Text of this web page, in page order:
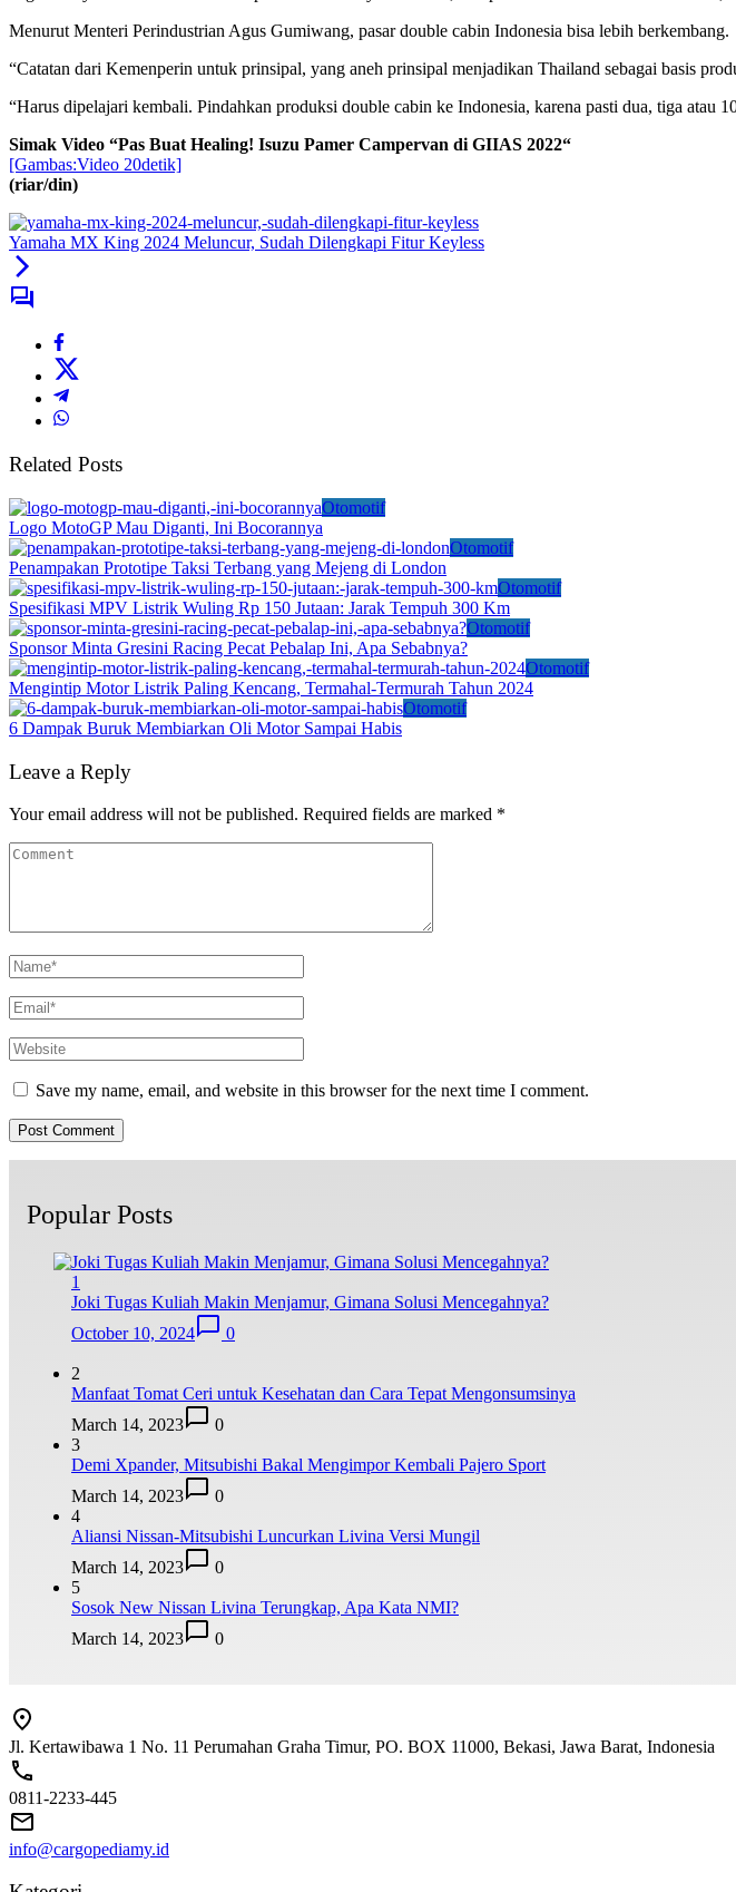
Menurut Menteri Perindustrian Agus Gumiwang, pasar double cabin Indonesia bisa lebih berkembang.
“Catatan dari Kemenperin untuk prinsipal, yang aneh prinsipal menjadikan Thailand sebagai basis
“Harus dipelajari kembali. Pindahkan produksi double cabin ke Indonesia, karena pasti dua, tiga
Simak Video “Pas Buat Healing! Isuzu Pamer Campervan di GIIAS 2022“
[Gambas:Video 20detik]
(riar/din)
Yamaha MX King 2024 Meluncur, Sudah Dilengkapi Fitur Keyless
Related Posts
Otomotif
Logo MotoGP Mau Diganti, Ini Bocorannya
Otomotif
Penampakan Prototipe Taksi Terbang yang Mejeng di London
Otomotif
Spesifikasi MPV Listrik Wuling Rp 150 Jutaan: Jarak Tempuh 300 Km
Otomotif
Sponsor Minta Gresini Racing Pecat Pebalap Ini, Apa Sebabnya?
Otomotif
Mengintip Motor Listrik Paling Kencang, Termahal-Termurah Tahun 2024
Otomotif
6 Dampak Buruk Membiarkan Oli Motor Sampai Habis
Leave a Reply
Your email address will not be published. Required fields are marked *
Save my name, email, and website in this browser for the next time I comment.
Popular Posts
1
Joki Tugas Kuliah Makin Menjamur, Gimana Solusi Mencegahnya?
October 10, 2024
0
2
Manfaat Tomat Ceri untuk Kesehatan dan Cara Tepat Mengonsumsinya
March 14, 2023
0
3
Demi Xpander, Mitsubishi Bakal Mengimpor Kembali Pajero Sport
March 14, 2023
0
4
Aliansi Nissan-Mitsubishi Luncurkan Livina Versi Mungil
March 14, 2023
0
5
Sosok New Nissan Livina Terungkap, Apa Kata NMI?
March 14, 2023
0
Jl. Kertawibawa 1 No. 11 Perumahan Graha Timur, PO. BOX 11000, Bekasi, Jawa Barat, Indonesia
0811-2233-445
info@cargopediamy.id